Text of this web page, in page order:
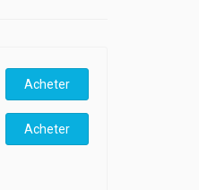
Acheter
Acheter